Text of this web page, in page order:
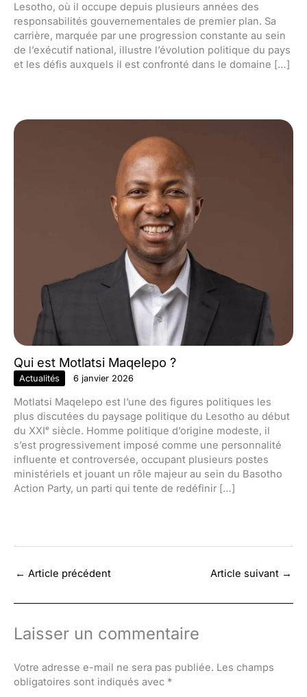
Lesotho, où il occupe depuis plusieurs années des
responsabilités gouvernementales de premier plan. Sa
carrière, marquée par une progression constante au sein
de l’exécutif national, illustre l’évolution politique du pays
et les défis auxquels il est confronté dans le domaine […]
Qui est Motlatsi Maqelepo ?
Actualités 6 janvier 2026
Motlatsi Maqelepo est l’une des figures politiques les
plus discutées du paysage politique du Lesotho au début
du XXIᵉ siècle. Homme politique d’origine modeste, il
s’est progressivement imposé comme une personnalité
influente et controversée, occupant plusieurs postes
ministériels et jouant un rôle majeur au sein du Basotho
Action Party, un parti qui tente de redéfinir […]
← Article précédent Article suivant →
Laisser un commentaire
Votre adresse e-mail ne sera pas publiée. Les champs
obligatoires sont indiqués avec *